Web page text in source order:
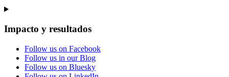
Impacto y resultados
Follow us on Facebook
Follow us in our Blog
Follow us on Bluesky